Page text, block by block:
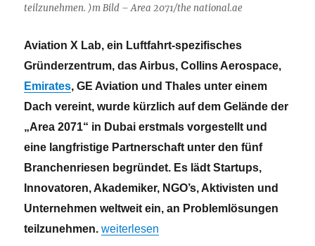
teilzunehmen. )m Bild – Area 2071/the national.ae
Aviation X Lab, ein Luftfahrt-spezifisches
Gründerzentrum, das Airbus, Collins Aerospace,
Emirates, GE Aviation und Thales unter einem
Dach vereint, wurde kürzlich auf dem Gelände der
„Area 2071“ in Dubai erstmals vorgestellt und
eine langfristige Partnerschaft unter den fünf
Branchenriesen begründet. Es lädt Startups,
Innovatoren, Akademiker, NGO’s, Aktivisten und
Unternehmen weltweit ein, an Problemlösungen
teilzunehmen. „Aviation X Lab will Zukunft der Luftfahrt
weiterlesen